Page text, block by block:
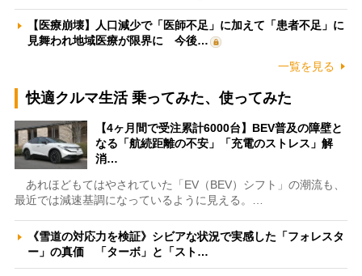
【医療崩壊】人口減少で「医師不足」に加えて「患者不足」に
見舞われ地域医療が限界に 今後…
一覧を見る
快適クルマ生活 乗ってみた、使ってみた
【4ヶ月間で受注累計6000台】BEV普及の障壁と
なる「航続距離の不安」「充電のストレス」解
消…
あれほどもてはやされていた「EV（BEV）シフト」の潮流も、
最近では減速基調になっているように見える。…
《雪道の対応力を検証》シビアな状況で実感した「フォレスタ
ー」の真価 「ターボ」と「スト…